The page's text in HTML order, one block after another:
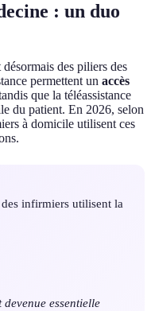
: un duo
des piliers des
permettent un accès
que la téléassistance
du patient. En 2026, selon
à domicile utilisent ces
infirmiers utilisent la
essentielle